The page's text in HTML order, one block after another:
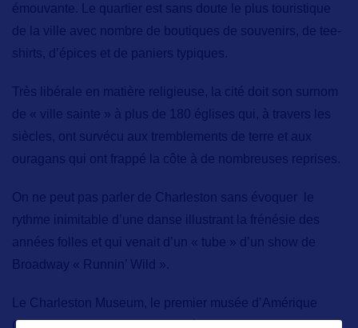
émouvante. Le quartier est sans doute le plus touristique
de la ville avec nombre de boutiques de souvenirs, de tee-
shirts, d’épices et de paniers typiques.
Très libérale en matière religieuse, la cité doit son surnom
de « ville sainte » à plus de 180 églises qui, à travers les
siècles, ont survécu aux tremblements de terre et aux
ouragans qui ont frappé la côte à de nombreuses reprises.
On ne peut pas parler de Charleston sans évoquer le
rythme inimitable d’une danse illustrant la frénésie des
années folles et qui venait d’un « tube » d’un show de
Broadway « Runnin’ Wild ».
Le Charleston Museum, le premier musée d’Amérique